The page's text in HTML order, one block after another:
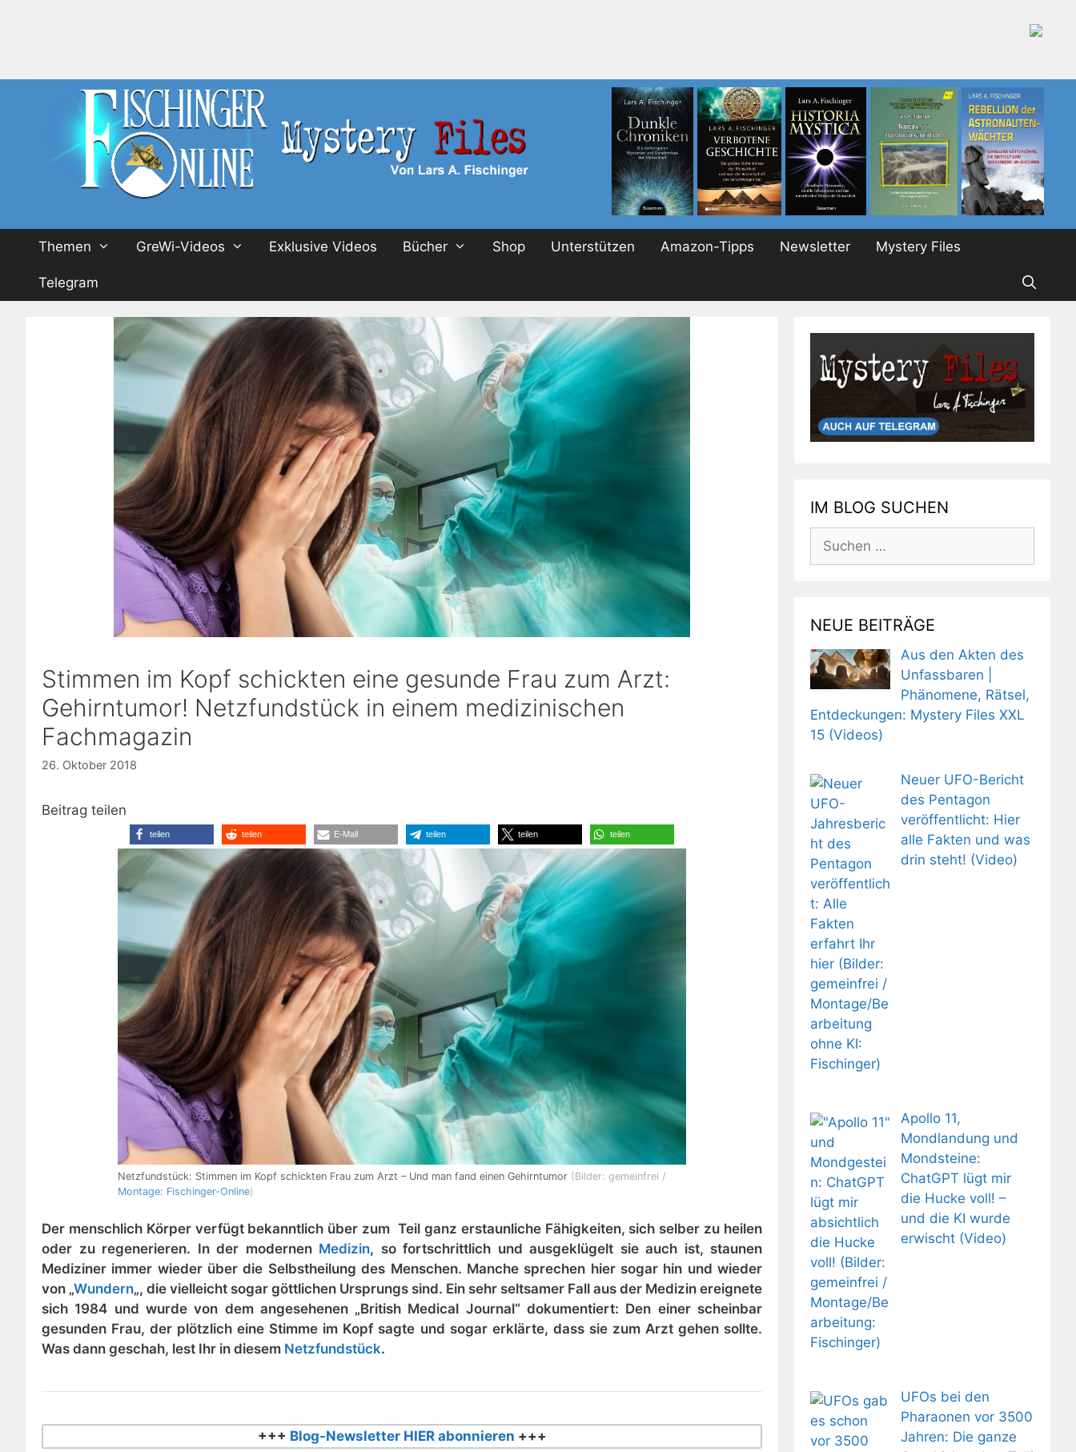
Themen GreWi-Videos Exklusive Videos Bücher Shop Unterstützen Amazon-Tipps Newsletter Mystery Files
Telegram
Stimmen im Kopf schickten eine gesunde Frau zum Arzt:
Gehirntumor! Netzfundstück in einem medizinischen
Fachmagazin
26. Oktober 2018
Beitrag teilen
teilen teilen E-Mail teilen teilen teilen
Netzfundstück: Stimmen im Kopf schickten Frau zum Arzt – Und man fand einen Gehirntumor (Bilder: gemeinfrei /
Montage: Fischinger-Online)
Der menschlich Körper verfügt bekanntlich über zum Teil ganz erstaunliche Fähigkeiten, sich selber zu heilen
oder zu regenerieren. In der modernen Medizin, so fortschrittlich und ausgeklügelt sie auch ist, staunen
Mediziner immer wieder über die Selbstheilung des Menschen. Manche sprechen hier sogar hin und wieder
von „Wundern„, die vielleicht sogar göttlichen Ursprungs sind. Ein sehr seltsamer Fall aus der Medizin ereignete
sich 1984 und wurde von dem angesehenen „British Medical Journal“ dokumentiert: Den einer scheinbar
gesunden Frau, der plötzlich eine Stimme im Kopf sagte und sogar erklärte, dass sie zum Arzt gehen sollte.
Was dann geschah, lest Ihr in diesem Netzfundstück.
+++ Blog-Newsletter HIER abonnieren +++
IM BLOG SUCHEN
Suchen
nach:
NEUE BEITRÄGE
Aus den Akten des
Unfassbaren |
Phänomene, Rätsel,
Entdeckungen: Mystery Files XXL
15 (Videos)
Neuer UFO-Bericht
des Pentagon
veröffentlicht: Hier
alle Fakten und was
drin steht! (Video)
Apollo 11,
Mondlandung und
Mondsteine:
ChatGPT lügt mir
die Hucke voll! –
und die KI wurde
erwischt (Video)
UFOs bei den
Pharaonen vor 3500
Jahren: Die ganze